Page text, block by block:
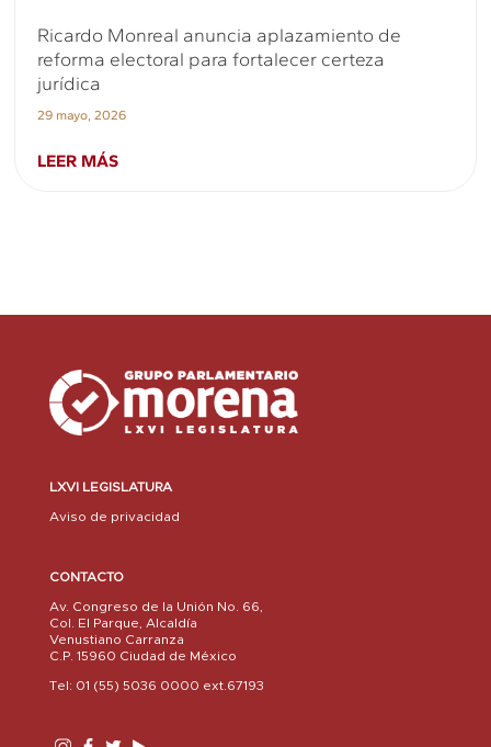
Ricardo Monreal anuncia aplazamiento de
reforma electoral para fortalecer certeza
jurídica
29 mayo, 2026
LEER MÁS
LXVI LEGISLATURA
Aviso de privacidad
CONTACTO
Av. Congreso de la Unión No. 66,
Col. El Parque, Alcaldía
Venustiano Carranza
C.P. 15960 Ciudad de México
Tel: 01 (55) 5036 0000 ext.67193